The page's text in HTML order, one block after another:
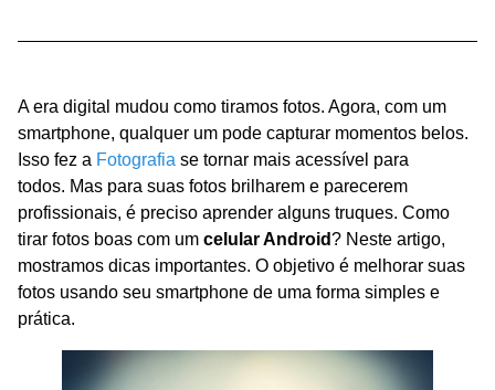
A era digital mudou como tiramos fotos. Agora, com um
smartphone, qualquer um pode capturar momentos belos.
Isso fez a Fotografia se tornar mais acessível para
todos. Mas para suas fotos brilharem e parecerem
profissionais, é preciso aprender alguns truques. Como
tirar fotos boas com um celular Android? Neste artigo,
mostramos dicas importantes. O objetivo é melhorar suas
fotos usando seu smartphone de uma forma simples e
prática.